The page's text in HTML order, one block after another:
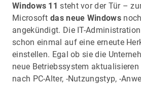
Windows 11 steht vor der Tür –
Microsoftdas neue Windows
angekündigt. Die IT-
schon einmal auf eine erneute
einstellen. Egal ob sie die
neue Betriebssystem
nach PC-Alter, -Nutzungstyp, -